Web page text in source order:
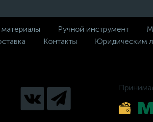
Ручной инструмент
Контакты Юридическим